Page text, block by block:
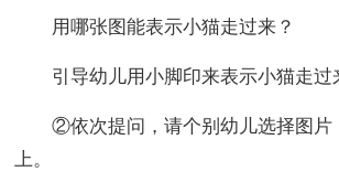
用哪张图能表示小猫走过来？
引导幼儿用小脚印来表示小猫走过
②依次提问，请个别幼儿选择图片
上。